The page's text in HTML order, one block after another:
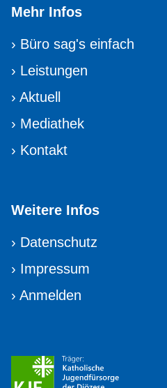
Mehr Infos
› Büro sag's einfach
› Leistungen
› Aktuell
› Mediathek
› Kontakt
Weitere Infos
› Datenschutz
› Impressum
› Anmelden